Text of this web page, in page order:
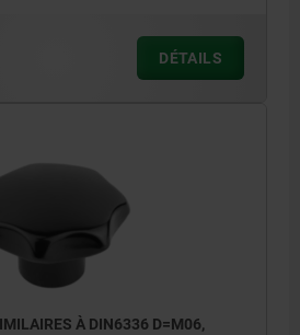
DÉTAILS
À DIN6336 D=M06,